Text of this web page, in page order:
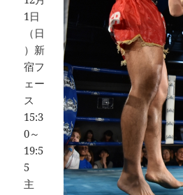
1日
（日
）新
宿フ
ェー
ス
15:3
0～
19:5
5
主